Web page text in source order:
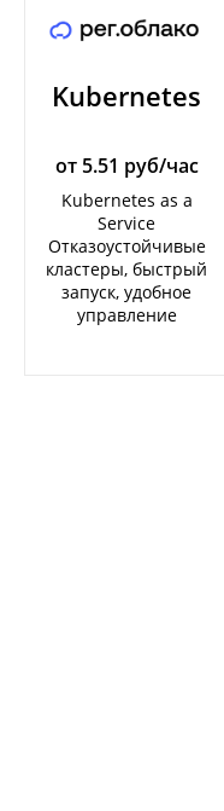
Kubernetes
от 5.51 руб/час
Kubernetes as a
Service
Отказоустойчивые
кластеры, быстрый
запуск, удобное
управление